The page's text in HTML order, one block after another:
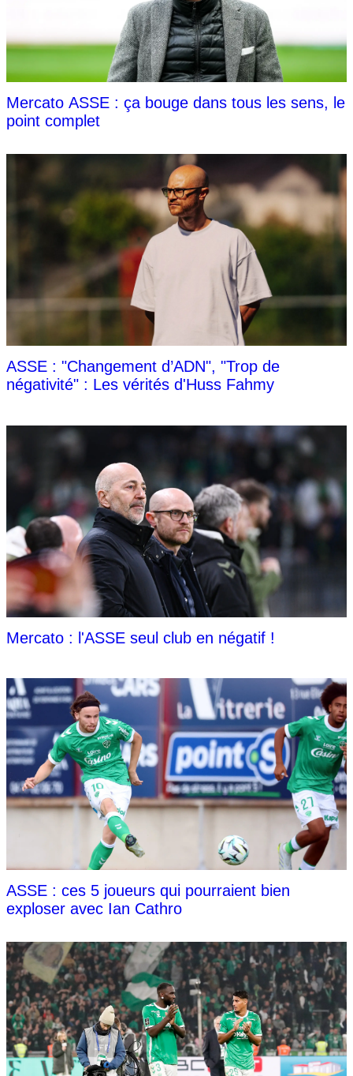
Mercato ASSE : ça bouge dans tous les sens, le
point complet
ASSE : "Changement d’ADN", "Trop de
négativité" : Les vérités d'Huss Fahmy
Mercato : l'ASSE seul club en négatif !
ASSE : ces 5 joueurs qui pourraient bien
exploser avec Ian Cathro